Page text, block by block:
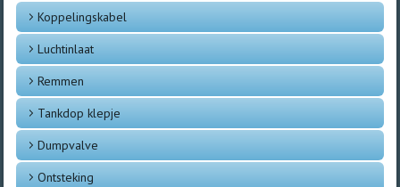
Koppelingskabel
Luchtinlaat
Remmen
Tankdop klepje
Dumpvalve
Ontsteking